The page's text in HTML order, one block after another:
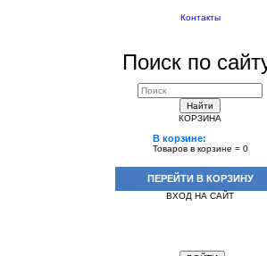
Контакты
Поиск по
Найти
КОРЗИНА
В корзине:
Товаров в корзине = 0
ПЕРЕЙТИ В КОРЗИНУ
ВХОД НА САЙТ